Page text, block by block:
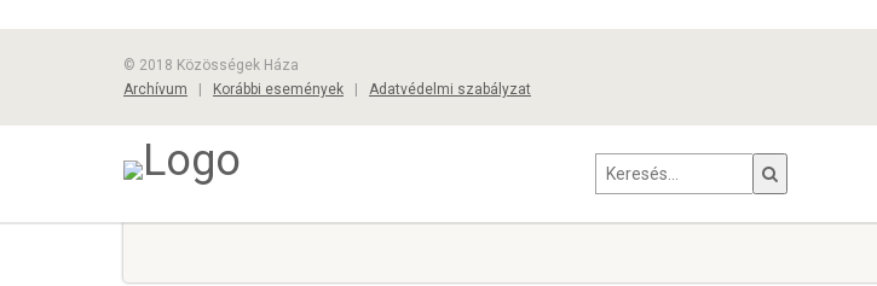
© 2018 Közösségek Háza
Archívum
Korábbi események Adatvédelmi szabályzat